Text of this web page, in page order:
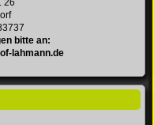
26
bitte an:
lahmann.de